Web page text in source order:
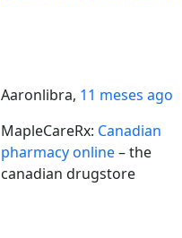
Aaronlibra, 11 meses ago
MapleCareRx: Canadian
pharmacy online– the
canadian drugstore